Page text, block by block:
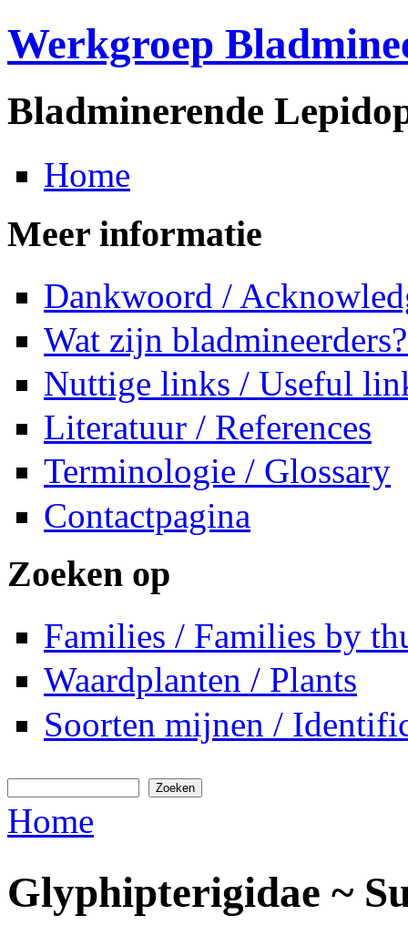
Werkgroep
Bladminerende
Home
Meer informatie
Dankwoord /
Wat zijn
Nuttige links / Useful
Literatuur / References
Terminologie / Glossary
Contactpagina
Zoeken op
Families / Families by
Waardplanten / Plants
Soorten mijnen /
U bent hier
Home
Glyphipterigidae ~